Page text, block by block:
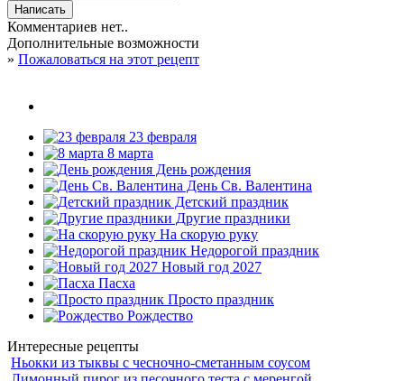
Комментариев нет..
Дополнительные возможности
» Пожаловаться на этот рецепт
23 февраля
8 марта
День рождения
День Св. Валентина
Детский праздник
Другие праздники
На скорую руку
Недорогой праздник
Новый год 2027
Пасха
Просто праздник
Рождество
Интересные рецепты
Ньокки из тыквы с чесночно-сметанным соусом